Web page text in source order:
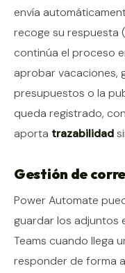
envía
recoge su respuesta
continúa el proceso
aprobar vacaciones,
presupuestos o la
queda registrado,
aporta trazabilidad
Gestión de
Power Automate
guardar los adjuntos
Teams cuando llega
responder de forma